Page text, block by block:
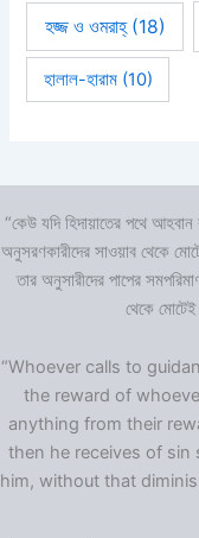
হজ্জ ও ওমরাহ্‌(18)
হালাল-হারাম(10)
“কেউ যদি হিদায়াতের পথে
অনুসরণকারীদের সাওয়াব থেকে
তার অনুসারীদের পাপের
থেকে
“Whoever calls to
the reward of
anything from their
then he receives of
him, without that